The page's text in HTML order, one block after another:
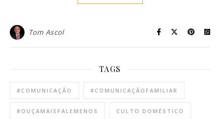
Tom Ascol
TAGS
#COMUNICAÇÃO #COMUNICAÇÃOFAMILIAR
#OUÇAMAISFALEMENOS CULTO DOMÉSTICO